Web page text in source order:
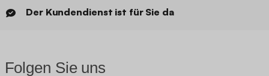
Der Kundendienst ist für Sie da
Folgen Sie uns